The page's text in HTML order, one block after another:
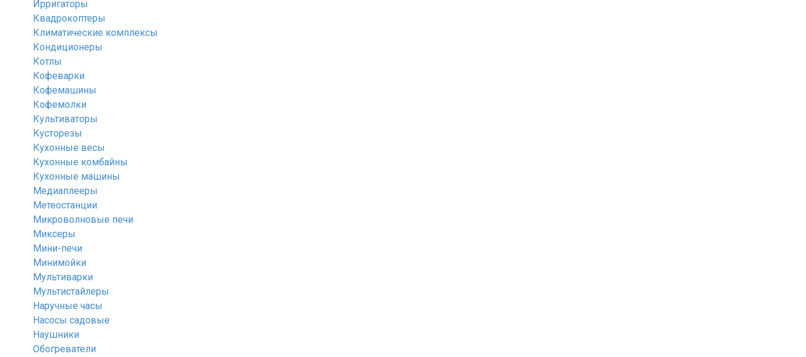
Ирригаторы
Квадрокоптеры
Климатические комплексы
Кондиционеры
Котлы
Кофеварки
Кофемашины
Кофемолки
Культиваторы
Кусторезы
Кухонные весы
Кухонные комбайны
Кухонные машины
Медиаплееры
Метеостанции
Микроволновые печи
Миксеры
Мини-печи
Минимойки
Мультиварки
Мультистайлеры
Наручные часы
Насосы садовые
Наушники
Обогреватели